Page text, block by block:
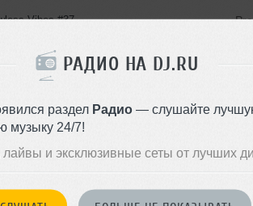
РАДИО НА DJ.RU
раздел Радио — слушайте
музыку 24/7!
и эксклюзивные сеты от лучших
Vibes #37
0 55 MB, 124
плейлист
Vibes #36
58 MB,